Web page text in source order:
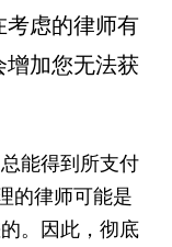
考虑的律师有
加您无法获
能得到所支付
的律师可能是
。因此，彻底